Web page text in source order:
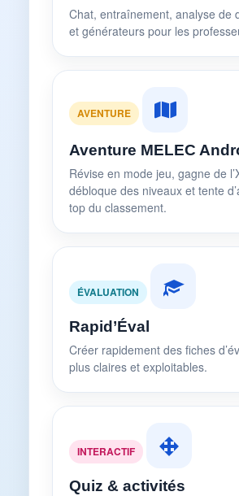
Chat, entraînement, analyse de
et générateurs pour les
AVENTURE
Aventure MELEC
Révise en mode jeu, gagne de
débloque des niveaux et tente
top du classement.
ÉVALUATION
Rapid’Éval
Créer rapidement des fiches
plus claires et exploitables.
INTERACTIF
Quiz & activités